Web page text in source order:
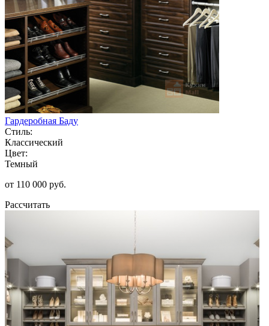
Гардеробная Баду
Стиль:
Классический
Цвет:
Темный
от 110 000 руб.
Рассчитать